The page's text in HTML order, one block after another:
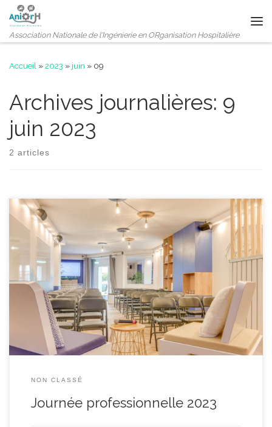
Passer au contenu
Association Nationale de l'Ingénierie en ORganisation Hospitalière
Accueil »2023 » juin » 09
Archives journalières: 9
juin 2023
2 articles
La journée professionnelle de l’association s’est tenue le vendredi
2 juin à Paris. Ce fut de nouveau un plaisir de se retrouver autour
de thèmes toujours aussi passionnants. Une journée permettant
de s’enrichir, de se retrouver, de s’évader (un peu) du quotidien …
Retrouvez le programme :
NON CLASSÉ
Journée professionnelle 2023